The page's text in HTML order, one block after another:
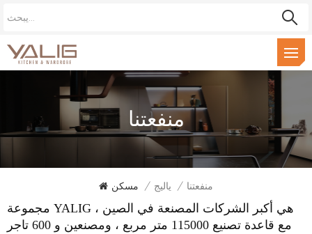
منفعتنا
مسكن / ياليج / منفعتنا
مجموعة YALIG هي أكبر الشركات المصنعة في الصين ،
مع قاعدة تصنيع 115000 متر مربع ، ومصنعين و 600 تاجر